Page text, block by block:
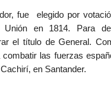
fue elegido por
en 1814. Para
el título de General.
las fuerzas
en Santander.